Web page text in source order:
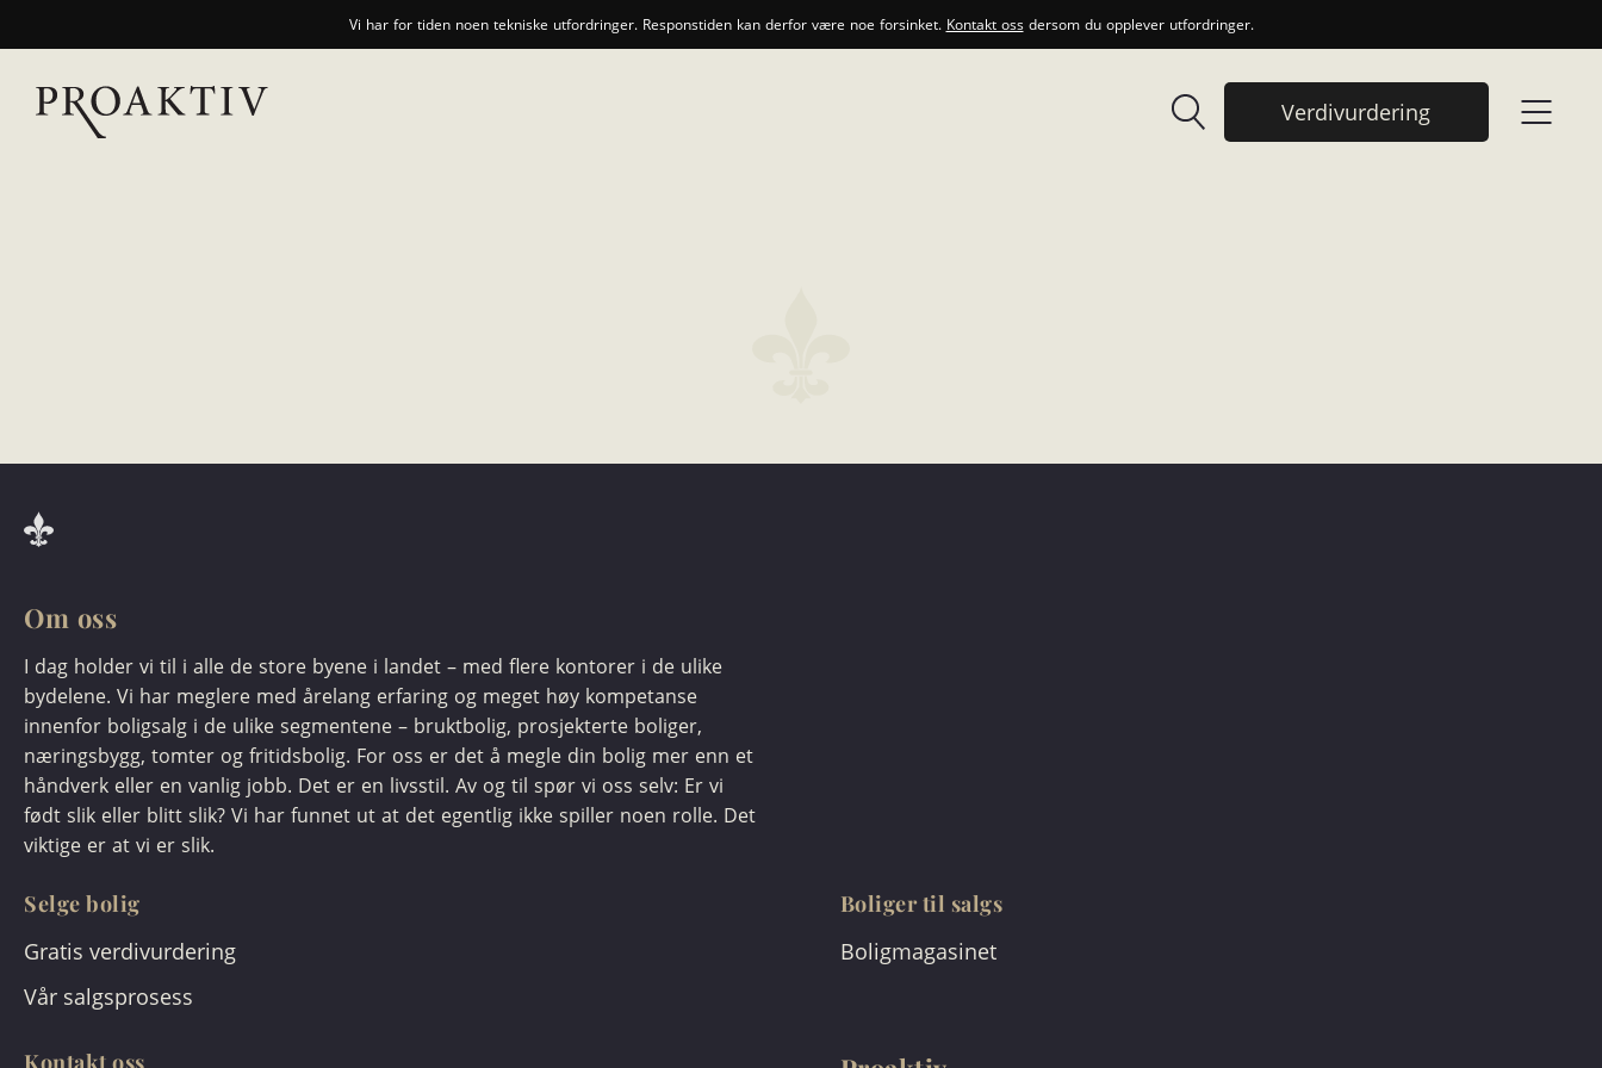
Vi har for tiden noen tekniske utfordringer. Responstiden kan derfor være noe forsinket. Kontakt ossdersom du opplever utfordringer.
Verdivurdering
Om oss
I dag holder vi til i alle de store byene i landet – med flere kontorer i de ulike
bydelene. Vi har meglere med årelang erfaring og meget høy kompetanse
innenfor boligsalg i de ulike segmentene – bruktbolig, prosjekterte boliger,
næringsbygg, tomter og fritidsbolig. For oss er det å megle din bolig mer enn et
håndverk eller en vanlig jobb. Det er en livsstil. Av og til spør vi oss selv: Er vi
født slik eller blitt slik? Vi har funnet ut at det egentlig ikke spiller noen rolle. Det
viktige er at vi er slik.
Selge bolig
Gratis verdivurdering
Vår salgsprosess
Boliger til salgs
Boligmagasinet
Kontakt oss